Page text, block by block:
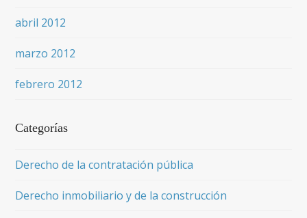
abril 2012
marzo 2012
febrero 2012
Categorías
Derecho de la contratación pública
Derecho inmobiliario y de la construcción